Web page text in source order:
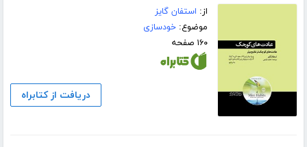
از: استفان گایز
موضوع:خودسازی
۱۶۰ صفحه
دریافت از کتابراه